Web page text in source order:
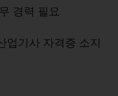
경력 필요
업기사 자격증 소지